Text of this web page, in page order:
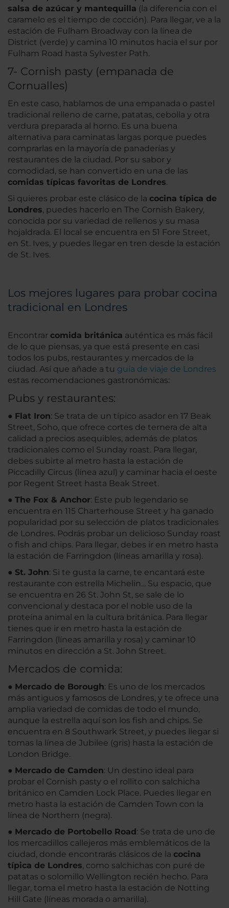
salsa de azúcar y mantequilla (la diferencia con el
caramelo es el tiempo de cocción). Para llegar, ve a la
estación de Fulham Broadway con la línea de
District (verde) y camina 10 minutos hacia el sur por
Fulham Road hasta Sylvester Path.
7- Cornish pasty (empanada de
Cornualles)
En este caso, hablamos de una empanada o pastel
tradicional relleno de carne, patatas, cebolla y otra
verdura preparada al horno. Es una buena
alternativa para caminatas largas porque puedes
comprarlas en la mayoría de panaderías y
restaurantes de la ciudad. Por su sabor y
comodidad, se han convertido en una de las
comidas típicas favoritas de Londres.
Si quieres probar este clásico de la cocina típica de
Londres, puedes hacerlo en The Cornish Bakery,
conocida por su variedad de rellenos y su masa
hojaldrada. El local se encuentra en 51 Fore Street,
en St. Ives, y puedes llegar en tren desde la estación
de St. Ives.
Los mejores lugares para probar cocina
tradicional en Londres
Encontrar comida británica auténtica es más fácil
de lo que piensas, ya que está presente en casi
todos los pubs, restaurantes y mercados de la
ciudad. Así que añade a tu guía de viaje de Londres
estas recomendaciones gastronómicas:
Pubs y restaurantes:
● Flat Iron: Se trata de un típico asador en 17 Beak
Street, Soho, que ofrece cortes de ternera de alta
calidad a precios asequibles, además de platos
tradicionales como el Sunday roast. Para llegar,
debes subirte al metro hasta la estación de
Piccadilly Circus (línea azul) y caminar hacia el oeste
por Regent Street hasta Beak Street.
● The Fox & Anchor: Este pub legendario se
encuentra en 115 Charterhouse Street y ha ganado
popularidad por su selección de platos tradicionales
de Londres. Podrás probar un delicioso Sunday roast
o fish and chips. Para llegar, debes ir en metro hasta
la estación de Farringdon (líneas amarilla y rosa).
● St. John: Si te gusta la carne, te encantará este
restaurante con estrella Michelin... Su espacio, que
se encuentra en 26 St. John St, se sale de lo
convencional y destaca por el noble uso de la
proteína animal en la cultura británica. Para llegar
tienes que ir en metro hasta la estación de
Farringdon (líneas amarilla y rosa) y caminar 10
minutos en dirección a St. John Street.
Mercados de comida:
● Mercado de Borough: Es uno de los mercados
más antiguos y famosos de Londres, y te ofrece una
amplia variedad de comidas de todo el mundo,
aunque la estrella aquí son los fish and chips. Se
encuentra en 8 Southwark Street, y puedes llegar si
tomas la línea de Jubilee (gris) hasta la estación de
London Bridge.
● Mercado de Camden: Un destino ideal para
probar el Cornish pasty o el rollito con salchicha
británico en Camden Lock Place. Puedes llegar en
metro hasta la estación de Camden Town con la
línea de Northern (negra).
● Mercado de Portobello Road: Se trata de uno de
los mercadillos callejeros más emblemáticos de la
ciudad, donde encontrarás clásicos de la cocina
típica de Londres, como salchichas con puré de
patatas o solomillo Wellington recién hecho. Para
llegar, toma el metro hasta la estación de Notting
Hill Gate (líneas morada o amarilla).